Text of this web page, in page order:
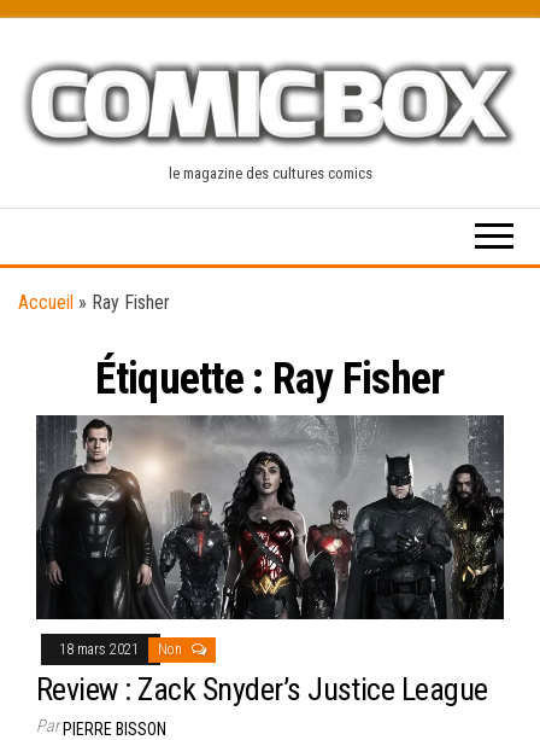
content
le magazine des cultures comics
Accueil » Ray Fisher
Étiquette : Ray Fisher
18 mars 2021 Non
Review : Zack Snyder’s Justice League
ParPIERRE BISSON